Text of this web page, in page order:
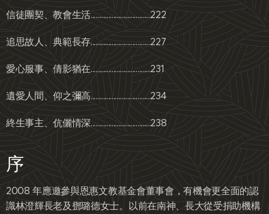
信徒團契、教會生活.....................................222
追思故人、典範長存.....................................227
愛心服事、倩影猶在.....................................231
遺愛人間、仰之彌高.....................................234
終生事主、伉儷情深.....................................238
序
2008 年應邀參與恩惠文教基金會董事會，有機會更全面的認
識林澄輝長老及鄧璐德女士。以前在南神、長大從受捐助機構